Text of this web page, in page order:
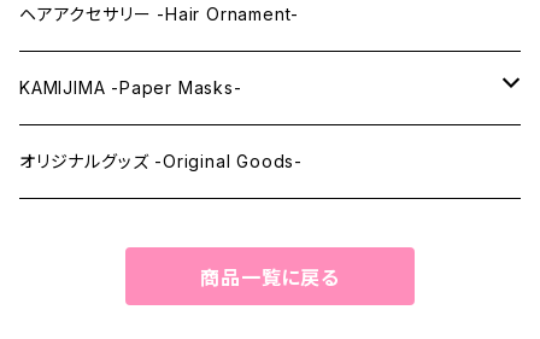
まつ毛 -Eyelash-
上半身タイツ -Upper Body Suits-
カスタム用品 -Custom Tools-
ウィッグメンテナンス -Wig Maintenance-
ヘアアクセサリー -Hair Ornament-
KAMIJIMA -Paper Masks-
ペーパーマスク -Paper Masks-
オリジナルグッズ -Original Goods-
商品一覧に戻る